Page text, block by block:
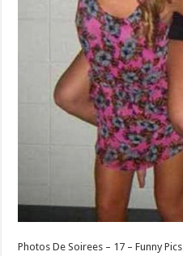
Photos De Soirees – 17 – Funny Pics